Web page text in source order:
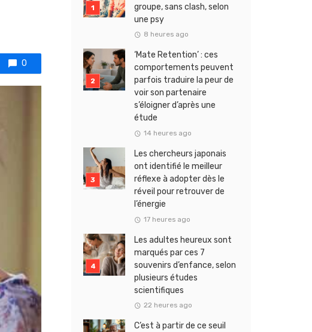
0
groupe, sans clash, selon
une psy
8 heures ago
‘Mate Retention’ : ces
comportements peuvent
parfois traduire la peur de
voir son partenaire
s’éloigner d’après une
étude
14 heures ago
Les chercheurs japonais
ont identifié le meilleur
réflexe à adopter dès le
réveil pour retrouver de
l’énergie
17 heures ago
Les adultes heureux sont
marqués par ces 7
souvenirs d’enfance, selon
plusieurs études
scientifiques
22 heures ago
C’est à partir de ce seuil